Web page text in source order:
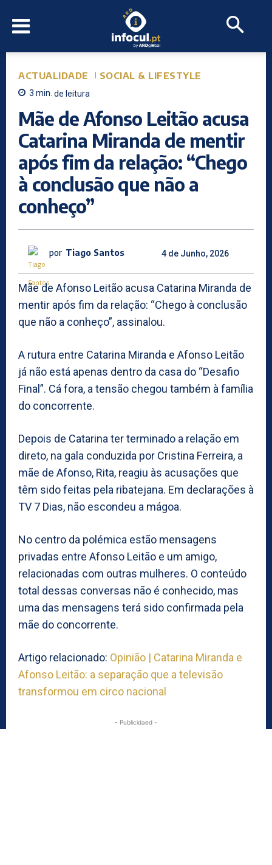
ACTUALIDADE SOCIAL & LIFESTYLE
3 min. de leitura
Mãe de Afonso Leitão acusa
Catarina Miranda de mentir
após fim da relação: “Chego
à conclusão que não a
conheço”
por Tiago Santos 4 de Junho, 2026
Mãe de Afonso Leitão acusa Catarina Miranda de
mentir após fim da relação: “Chego à conclusão
que não a conheço”, assinalou.
A rutura entre Catarina Miranda e Afonso Leitão
já não está apenas dentro da casa do “Desafio
Final”. Cá fora, a tensão chegou também à família
do concorrente.
Depois de Catarina ter terminado a relação em
direto, na gala conduzida por Cristina Ferreira, a
mãe de Afonso, Rita, reagiu às acusações que
têm sido feitas pela ribatejana. Em declarações à
TV 7 Dias, não escondeu a mágoa.
No centro da polémica estão mensagens
privadas entre Afonso Leitão e um amigo,
relacionadas com outras mulheres. O conteúdo
total dessas conversas não é conhecido, mas
uma das mensagens terá sido confirmada pela
mãe do concorrente.
Artigo relacionado: Opinião | Catarina Miranda e
Afonso Leitão: a separação que a televisão
transformou em circo nacional
- Publicidaed -